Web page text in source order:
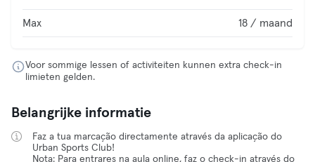
Max 18 / maand
Voor sommige lessen of activiteiten kunnen extra check-in
limieten gelden.
Belangrijke informatie
Faz a tua marcação directamente através da aplicação do
Urban Sports Club!
Nota: Para entrares na aula online, faz o check-in através do